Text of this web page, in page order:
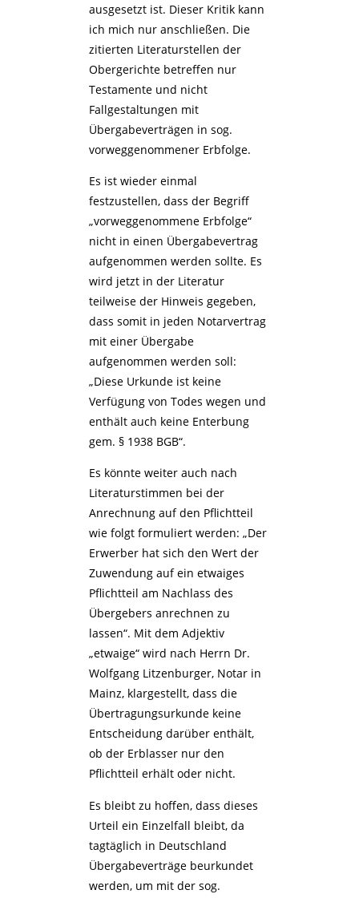
ausgesetzt ist. Dieser Kritik kann
ich mich nur anschließen. Die
zitierten Literaturstellen der
Obergerichte betreffen nur
Testamente und nicht
Fallgestaltungen mit
Übergabeverträgen in sog.
vorweggenommener Erbfolge.
Es ist wieder einmal
festzustellen, dass der Begriff
„vorweggenommene Erbfolge“
nicht in einen Übergabevertrag
aufgenommen werden sollte. Es
wird jetzt in der Literatur
teilweise der Hinweis gegeben,
dass somit in jeden Notarvertrag
mit einer Übergabe
aufgenommen werden soll:
„Diese Urkunde ist keine
Verfügung von Todes wegen und
enthält auch keine Enterbung
gem. § 1938 BGB“.
Es könnte weiter auch nach
Literaturstimmen bei der
Anrechnung auf den Pflichtteil
wie folgt formuliert werden: „Der
Erwerber hat sich den Wert der
Zuwendung auf ein etwaiges
Pflichtteil am Nachlass des
Übergebers anrechnen zu
lassen“. Mit dem Adjektiv
„etwaige“ wird nach Herrn Dr.
Wolfgang Litzenburger, Notar in
Mainz, klargestellt, dass die
Übertragungsurkunde keine
Entscheidung darüber enthält,
ob der Erblasser nur den
Pflichtteil erhält oder nicht.
Es bleibt zu hoffen, dass dieses
Urteil ein Einzelfall bleibt, da
tagtäglich in Deutschland
Übergabeverträge beurkundet
werden, um mit der sog.